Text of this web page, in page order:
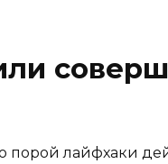
порой лайфхаки